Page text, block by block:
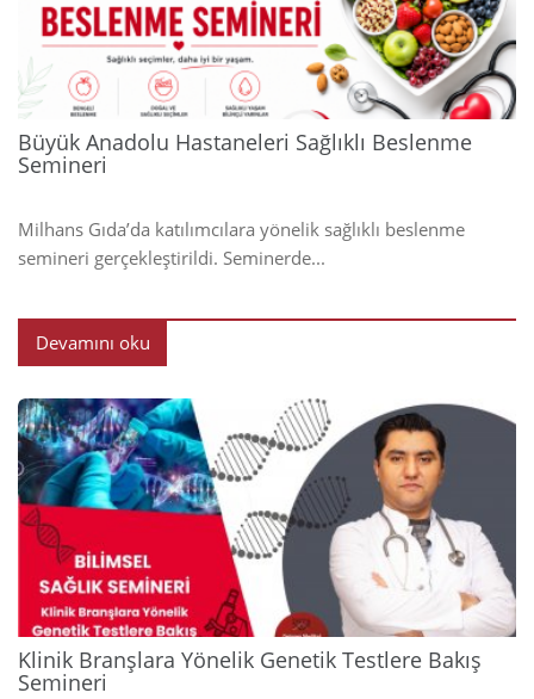
2024
Büyük Anadolu Hastaneleri Sağlıklı Beslenme
Semineri
Milhans Gıda’da katılımcılara yönelik sağlıklı beslenme
semineri gerçekleştirildi. Seminerde...
Devamını oku
Klinik Branşlara Yönelik Genetik Testlere Bakış
Semineri